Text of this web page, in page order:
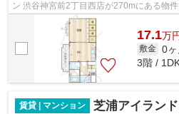
ン 渋谷神宮前2丁目西店が270mにある物
があるので、外部の人にゴミを見られる...
17.1万
敷金 0ヶ
3階 /
賃貸 | マンション 芝浦アイラン